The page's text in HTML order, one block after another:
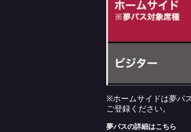
※ホームサイドは夢パ
ご登録ください。
夢パスの詳細はこちら